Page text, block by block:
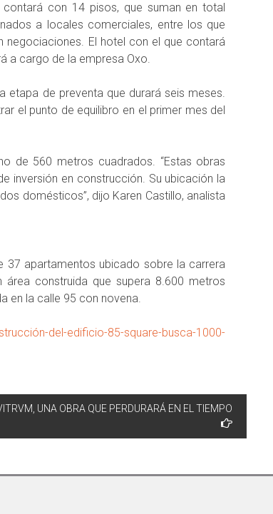
con 14 pisos, que suman en total
a locales comerciales, entre los que
negociaciones. El hotel con el que contará
a cargo de la empresa Oxo.
etapa de preventa que durará seis meses.
el punto de equilibro en el primer mes del
de 560 metros cuadrados. “Estas obras
inversión en construcción. Su ubicación la
domésticos”, dijo Karen Castillo, analista
37 apartamentos ubicado sobre la carrera
construida que supera 8.600 metros
en la calle 95 con novena.
del-edificio-85-square-busca-1000-
UNA OBRA QUE PERDURARÁ EN EL TIEMPO